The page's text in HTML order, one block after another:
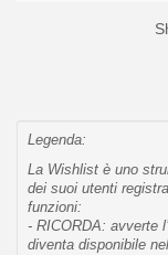
Legenda:
La Wishlist è uno
dei suoi utenti
funzioni:
- RICORDA: avverte
diventa disponibile